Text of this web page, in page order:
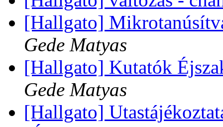
[Hallgato]
Gede Matyas
[Hallgato] Kutatók
Gede Matyas
[Hallgato]